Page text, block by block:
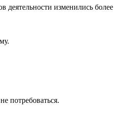
изменились более
потребоваться.